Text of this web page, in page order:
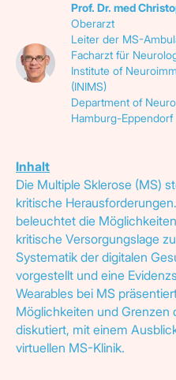
Prof. Dr. med
Oberarzt
Leiter der MS-
Facharzt für
Institute of
(INIMS)
Department of
Hamburg-Eppendorf
Inhalt
Die Multiple Sklerose (MS)
kritische
beleuchtet die
kritische Versorgungslage
Systematik der digitalen
vorgestellt und eine
Wearables bei MS
Möglichkeiten und Grenzen
diskutiert, mit einem
virtuellen MS-Klinik.